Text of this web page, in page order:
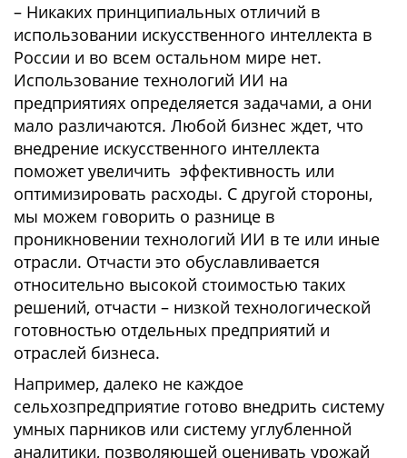
– Никаких принципиальных отличий в
использовании искусственного интеллекта в
России и во всем остальном мире нет.
Использование технологий ИИ на
предприятиях определяется задачами, а они
мало различаются. Любой бизнес ждет, что
внедрение искусственного интеллекта
поможет увеличить эффективность или
оптимизировать расходы. С другой стороны,
мы можем говорить о разнице в
проникновении технологий ИИ в те или иные
отрасли. Отчасти это обуславливается
относительно высокой стоимостью таких
решений, отчасти – низкой технологической
готовностью отдельных предприятий и
отраслей бизнеса.
Например, далеко не каждое
сельхозпредприятие готово внедрить систему
умных парников или систему углубленной
аналитики, позволяющей оценивать урожай